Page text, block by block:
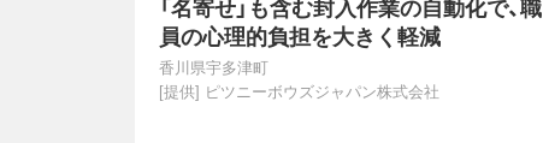
「名寄せ」も含む封入作業の自動化で、職
員の心理的負担を大きく軽減
香川県宇多津町
[提供] ピツニーボウズジャパン株式会社